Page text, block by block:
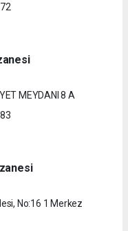
MEYDANI 8 A
No:16 1 Merkez